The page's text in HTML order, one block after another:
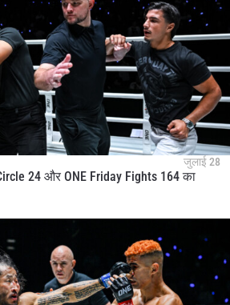
जुलाई 28
24 और ONE Friday Fights 164 का